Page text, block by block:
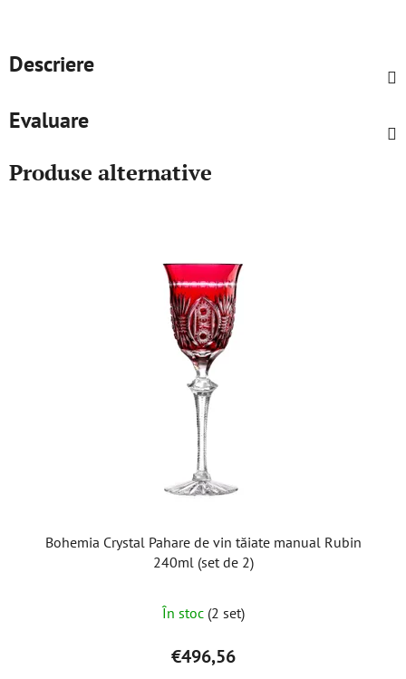
Descriere
Evaluare
Produse alternative
Bohemia Crystal Pahare de vin tăiate manual Rubin
240ml (set de 2)
În stoc (2 set)
€496,56